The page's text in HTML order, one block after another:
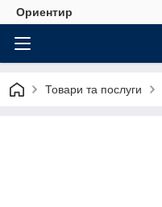
Ориентир
Товари та послуги